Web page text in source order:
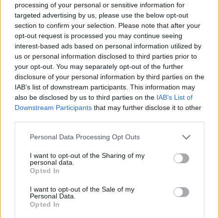
processing of your personal or sensitive information for
targeted advertising by us, please use the below opt-out
section to confirm your selection. Please note that after your
opt-out request is processed you may continue seeing
interest-based ads based on personal information utilized by
us or personal information disclosed to third parties prior to
your opt-out. You may separately opt-out of the further
disclosure of your personal information by third parties on the
IAB’s list of downstream participants. This information may
also be disclosed by us to third parties on the IAB’s List of
Downstream Participants that may further disclose it to other
Personal Data Processing Opt Outs
I want to opt-out of the Sharing of my
personal data.
Opted In
I want to opt-out of the Sale of my
Personal Data.
Opted In
Viandanthe della Cultura: la
"Grotta del Mago Greguro" e
l’anteprima del "Vicinanze
Festival"
La Redazione - mer 3 maggio 2023